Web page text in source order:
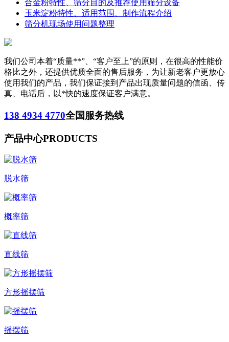
合金粉特性、筛分目的及推荐使用筛分设备
玉米淀粉特性、适用范围、制作流程介绍
筛分机现场使用问题整理
我们公司本着“质量**”、“客户至上”的原则，在很高的性能价
格比之外，还提供优质全面的售后服务，为让新老客户更放心
使用我们的产品，我们保证接到产品出现质量问题的信函、传
真、电话后，以*快的速度保证客户满意。
138 4934 4770全国服务热线
产品中心PRODUCTS
脱水筛
概率筛
直线筛
方形摇摆筛
摇摆筛